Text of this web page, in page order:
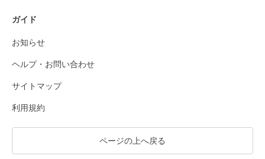
ガイド
お知らせ
ヘルプ・お問い合わせ
サイトマップ
利用規約
ページの上へ戻る